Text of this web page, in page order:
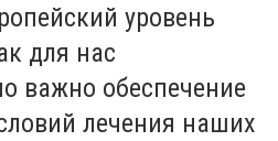
уровень
для нас
важно обеспечение
лечения наших